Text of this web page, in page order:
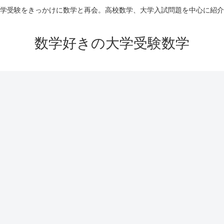
受験をきっかけに数学と再会。高校数学、大学入試問題を中心に紹
数学好きの大学受験数学